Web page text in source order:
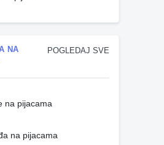
POGLEDAJ SVE
NA
na pijacama
na pijacama